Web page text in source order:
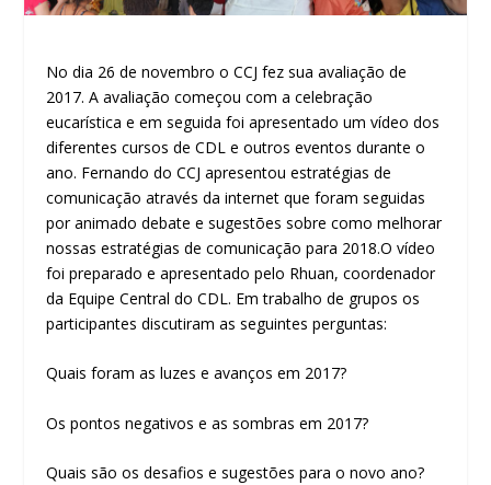
No dia 26 de novembro o CCJ fez sua avaliação de
2017. A avaliação começou com a celebração
eucarística e em seguida foi apresentado um vídeo dos
diferentes cursos de CDL e outros eventos durante o
ano. Fernando do CCJ apresentou estratégias de
comunicação através da internet que foram seguidas
por animado debate e sugestões sobre como melhorar
nossas estratégias de comunicação para 2018.O vídeo
foi preparado e apresentado pelo Rhuan, coordenador
da Equipe Central do CDL. Em trabalho de grupos os
participantes discutiram as seguintes perguntas:
Quais foram as luzes e avanços em 2017?
Os pontos negativos e as sombras em 2017?
Quais são os desafios e sugestões para o novo ano?